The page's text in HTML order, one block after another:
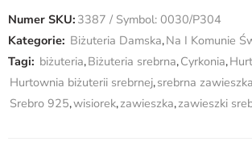
Numer SKU: 3387 / Symbol: 0030/P304
Kategorie: Biżuteria Damska,Na I Komunie
Tagi: biżuteria,Biżuteria srebrna,Cyrkonia,
Hurtownia biżuterii srebrnej,srebrna zawieszka
Srebro 925,wisiorek,zawieszka,zawieszki